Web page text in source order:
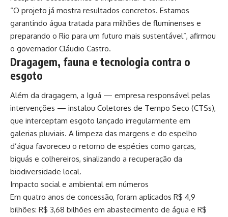
“O projeto já mostra resultados concretos. Estamos
garantindo água tratada para milhões de fluminenses e
preparando o Rio para um futuro mais sustentável”, afirmou
o governador Cláudio Castro.
Dragagem, fauna e tecnologia contra o
esgoto
Além da dragagem, a Iguá — empresa responsável pelas
intervenções — instalou Coletores de Tempo Seco (CTSs),
que interceptam esgoto lançado irregularmente em
galerias pluviais. A limpeza das margens e do espelho
d’água favoreceu o retorno de espécies como garças,
biguás e colhereiros, sinalizando a recuperação da
biodiversidade local.
Impacto social e ambiental em números
Em quatro anos de concessão, foram aplicados R$ 4,9
bilhões: R$ 3,68 bilhões em abastecimento de água e R$